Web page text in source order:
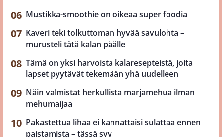
Mustikka-smoothie on oikeaa super foodia
Kaveri teki tolkuttoman hyvää savulohta –
murusteli tätä kalan päälle
Tämä on yksi harvoista kalaresepteistä, joita
lapset pyytävät tekemään yhä uudelleen
Näin valmistat herkullista marjamehua ilman
mehumaijaa
Pakastettua lihaa ei kannattaisi sulattaa ennen
paistamista – tässä syy